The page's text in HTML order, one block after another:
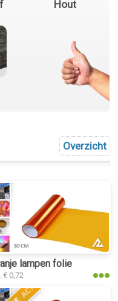
Hout
Overzicht
Orange Gloss plakfolie
lampen folie
€ 0,72